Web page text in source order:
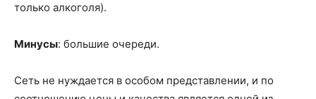
только алкоголя).
Минусы: большие очереди.
Сеть не нуждается в особом представлении, и по